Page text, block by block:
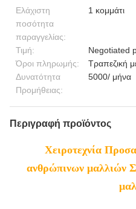
Ελάχιστη
ποσότητα
παραγγελίας:
1 κομμάτι
Τιμή:
Negotiated
Όροι πληρωμής:
Τραπεζική
Δυνατότητα
Προμήθειας:
5000/ μήνα
Περιγραφή προϊόντος
Χειροτεχνία
ανθρώπινων μαλλιών